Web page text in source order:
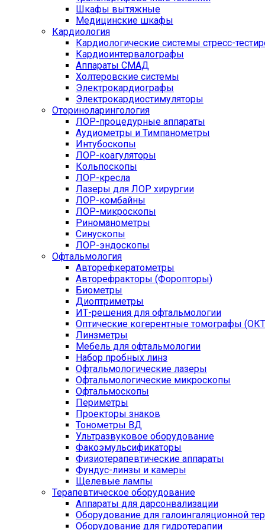
Шкафы вытяжные
Медицинские шкафы
Кардиология
Кардиологические системы стресс-
Кардиоинтервалографы
Аппараты СМАД
Холтеровские системы
Электрокардиографы
Электрокардиостимуляторы
Оториноларингология
ЛОР-процедурные аппараты
Аудиометры и Тимпанометры
Интубоскопы
ЛОР-коагуляторы
Кольпоскопы
ЛОР-кресла
Лазеры для ЛОР хирургии
ЛОР-комбайны
ЛОР-микроскопы
Риноманометры
Синускопы
ЛОР-эндоскопы
Офтальмология
Авторефкератометры
Авторефракторы (Форопторы)
Биометры
Диоптриметры
ИТ-решения для офтальмологии
Оптические когерентные томографы
Линзметры
Мебель для офтальмологии
Набор пробных линз
Офтальмологические лазеры
Офтальмологические микроскопы
Офтальмоскопы
Периметры
Проекторы знаков
Тонометры ВД
Ультразвуковое оборудование
Факоэмульсификаторы
Физиотерапевтические аппараты
Фундус-линзы и камеры
Щелевые лампы
Терапевтическое оборудование
Аппараты для дарсонвализации
Оборудование для галоингаляционной
Оборудование для гидротерапии